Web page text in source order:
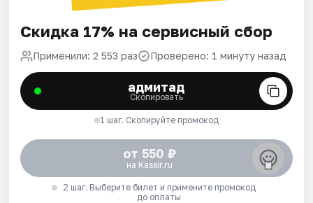
Скидка 17% на сервисный сбор
Применили: 2 553 раз Проверено: 1 минуту назад
адмитад
Скопировать
1 шаг. Скопируйте промокод
от 550 ₽
на Kassir.ru
2 шаг. Выберите билет и примените промокод
до оплаты